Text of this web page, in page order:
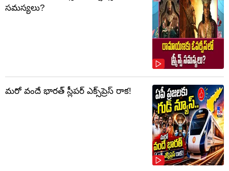
సమస్యలు?
మరో వందే భారత్ స్లీపర్ ఎక్స్‌ప్రెస్ రాక!